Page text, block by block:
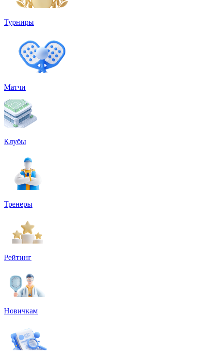
Турниры
Матчи
Клубы
Тренеры
Рейтинг
Новичкам